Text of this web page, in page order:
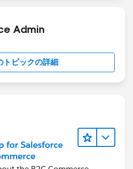
Admin
トピックの詳細
for Salesforce